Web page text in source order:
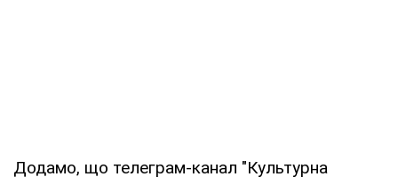
Додамо, що телеграм-канал "Культурна